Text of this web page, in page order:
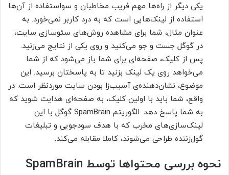
یکی دیگر از راه‌ها مهم فریب مخاطبان و سواستفاده از آن‌ها
استفاده از لینک‌هایی است که به درد کاربر نمی‌خورد. به
عنوان مثال، شما برای مشاهده روش‌های سئوسازی سایت،
در گوگل جست و جو می‌کنید و روی یکی از نتایج می‌زنید.
پس از کلیک، صفحه‌ای برای شما باز می‌شود که از شما
می‌خواهد روی یک لینک بزنید تا به پاسختان برسید. این
موضوع، نشان‌دهنده‌ی آسیب‌زا بودن سایت موردنظر است. در
واقع، شما باید با اولین کلیک، به صفحه‌ای هدایت شوید که
به شما پاسخ دهد. الگوریتم SpamBrain گوگل با این
لینک‌سازی‌های مخرب که با هدف سودجویی و تبلیغات
گول‌زننده طراحی می‌شوند، کاملا مقابله می‌کند.
نحوه بررسی محتواها توسط SpamBrain